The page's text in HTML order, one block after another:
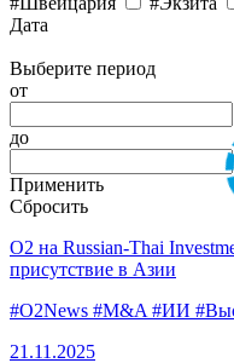
Дата
Выберите период
от
до
Применить
Сбросить
O2 на Russian-Thai
присутствие в Азии
#O2News #M&A #ИИ
21.11.2025